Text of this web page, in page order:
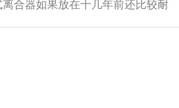
严重，磨损的半轴容易损坏，产生异
；<&list>3.稳定器的转向胶套和球头
离合器如果放在十几年前还比较耐